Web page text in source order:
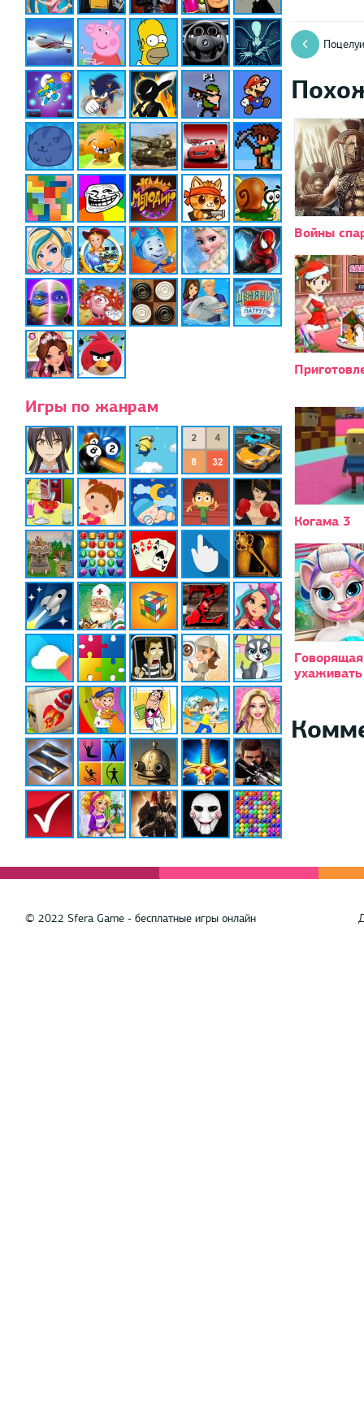
Игры по жанрам
Поцелуи
Войны
Когама 3
ухаживать
© 2022 Sfera Game - бесплатные игры онлайн